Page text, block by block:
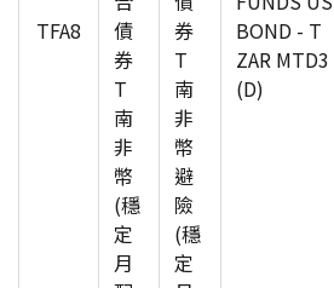
TFA8
債
券
T
南
非
幣
(穩
定
月
券
T
南
非
幣
避
險
(穩
定
BOND - T
ZAR MTD3
(D)